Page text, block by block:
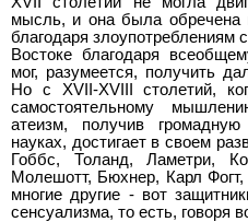
мысль, и она была обречена
благодаря злоупотреблениям
Востоке благодаря
мог, разумеется, получить
Но с XVII-XVIII столетий,
самостоятельному
атеизм, получив
науках, достигает в своем
Гоббс, Толанд, Ламетри,
Молешотт, Бюхнер, Карл
многие другие - вот
сенсуализма, то есть, говоря